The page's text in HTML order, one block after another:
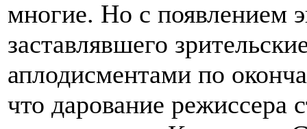
многие. Но с появлением
заставлявшего
аплодисментами по
что дарование режиссера